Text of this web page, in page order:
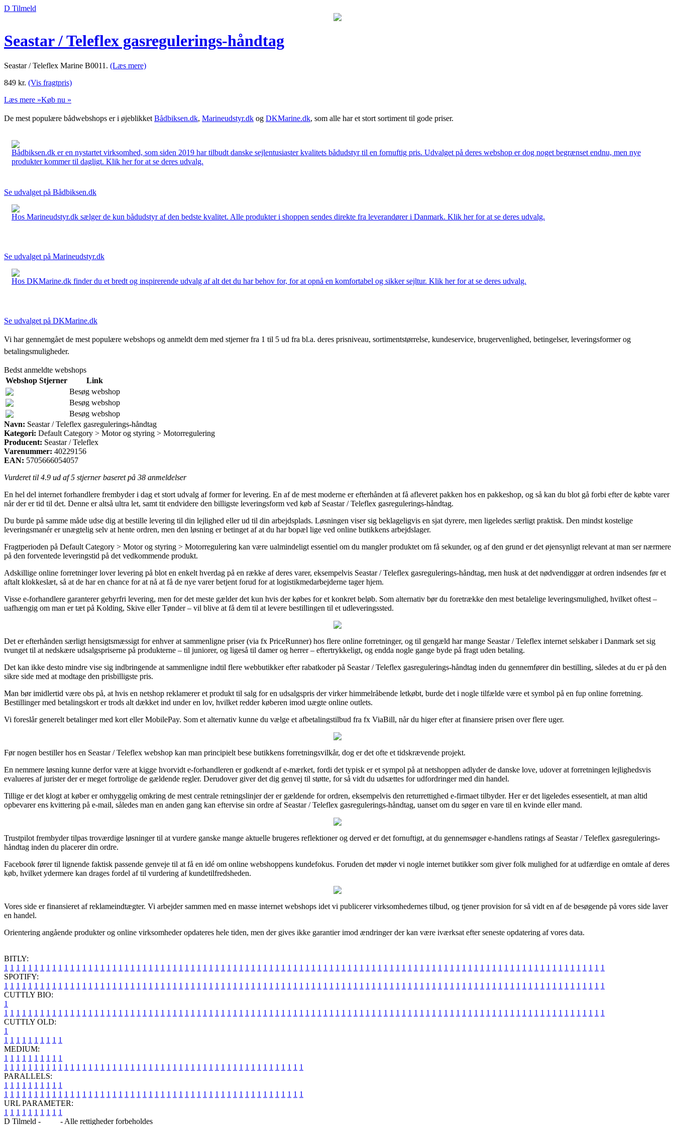
D Tilmeld
Seastar / Teleflex gasregulerings-håndtag
Seastar / Teleflex Marine B0011. (Læs mere)
849 kr. (Vis fragtpris)
Læs mere »Køb nu »
De mest populære bådwebshops er i øjeblikket Bådbiksen.dk, Marineudstyr.dk og DKMarine.dk, som alle har et stort sortiment til gode priser.
Bådbiksen.dk er en nystartet virksomhed, som siden 2019 har tilbudt danske sejlentusiaster kvalitets bådudstyr til en fornuftig pris. Udvalget på deres webshop er dog noget begrænset endnu, men nye
produkter kommer til dagligt. Klik her for at se deres udvalg.
Se udvalget på Bådbiksen.dk
Hos Marineudstyr.dk sælger de kun bådudstyr af den bedste kvalitet. Alle produkter i shoppen sendes direkte fra leverandører i Danmark. Klik her for at se deres udvalg.
Se udvalget på Marineudstyr.dk
Hos DKMarine.dk finder du et bredt og inspirerende udvalg af alt det du har behov for, for at opnå en komfortabel og sikker sejltur. Klik her for at se deres udvalg.
Se udvalget på DKMarine.dk
Vi har gennemgået de mest populære webshops og anmeldt dem med stjerner fra 1 til 5 ud fra bl.a. deres prisniveau, sortimentstørrelse, kundeservice, brugervenlighed, betingelser, leveringsformer og
betalingsmuligheder.
Bedst anmeldte webshops
Webshop Stjerner
Link
Besøg webshop
Besøg webshop
Besøg webshop
Navn: Seastar / Teleflex gasregulerings-håndtag
Kategori: Default Category > Motor og styring > Motorregulering
Producent: Seastar / Teleflex
Varenummer: 40229156
EAN: 5705666054057
Vurderet til 4.9 ud af 5 stjerner baseret på 38 anmeldelser
En hel del internet forhandlere frembyder i dag et stort udvalg af former for levering. En af de mest moderne er efterhånden at få afleveret pakken hos en pakkeshop, og så kan du blot gå forbi efter de købte varer
når der er tid til det. Denne er altså ultra let, samt tit endvidere den billigste leveringsform ved køb af Seastar / Teleflex gasregulerings-håndtag.
Du burde på samme måde udse dig at bestille levering til din lejlighed eller ud til din arbejdsplads. Løsningen viser sig beklageligvis en sjat dyrere, men ligeledes særligt praktisk. Den mindst kostelige
leveringsmanér er unægtelig selv at hente ordren, men den løsning er betinget af at du har bopæl lige ved online butikkens arbejdslager.
Fragtperioden på Default Category > Motor og styring > Motorregulering kan være ualmindeligt essentiel om du mangler produktet om få sekunder, og af den grund er det øjensynligt relevant at man ser nærmere
på den forventede leveringstid på det vedkommende produkt.
Adskillige online forretninger lover levering på blot en enkelt hverdag på en række af deres varer, eksempelvis Seastar / Teleflex gasregulerings-håndtag, men husk at det nødvendiggør at ordren indsendes før et
aftalt klokkeslæt, så at de har en chance for at nå at få de nye varer betjent forud for at logistikmedarbejderne tager hjem.
Visse e-forhandlere garanterer gebyrfri levering, men for det meste gælder det kun hvis der købes for et konkret beløb. Som alternativ bør du foretrække den mest betalelige leveringsmulighed, hvilket oftest –
uafhængig om man er tæt på Kolding, Skive eller Tønder – vil blive at få dem til at levere bestillingen til et udleveringssted.
Det er efterhånden særligt hensigtsmæssigt for enhver at sammenligne priser (via fx PriceRunner) hos flere online forretninger, og til gengæld har mange Seastar / Teleflex internet selskaber i Danmark set sig
tvunget til at nedskære udsalgspriserne på produkterne – til juniorer, og ligeså til damer og herrer – eftertrykkeligt, og endda nogle gange byde på fragt uden betaling.
Det kan ikke desto mindre vise sig indbringende at sammenligne indtil flere webbutikker efter rabatkoder på Seastar / Teleflex gasregulerings-håndtag inden du gennemfører din bestilling, således at du er på den
sikre side med at modtage den prisbilligste pris.
Man bør imidlertid være obs på, at hvis en netshop reklamerer et produkt til salg for en udsalgspris der virker himmelråbende letkøbt, burde det i nogle tilfælde være et symbol på en fup online forretning.
Bestillinger med betalingskort er trods alt dækket ind under en lov, hvilket redder køberen imod uægte online outlets.
Vi foreslår generelt betalinger med kort eller MobilePay. Som et alternativ kunne du vælge et afbetalingstilbud fra fx ViaBill, når du higer efter at finansiere prisen over flere uger.
Før nogen bestiller hos en Seastar / Teleflex webshop kan man principielt bese butikkens forretningsvilkår, dog er det ofte et tidskrævende projekt.
En nemmere løsning kunne derfor være at kigge hvorvidt e-forhandleren er godkendt af e-mærket, fordi det typisk er et sympol på at netshoppen adlyder de danske love, udover at forretningen lejlighedsvis
evalueres af jurister der er meget fortrolige de gældende regler. Derudover giver det dig genvej til støtte, for så vidt du udsættes for udfordringer med din handel.
Tillige er det klogt at køber er omhyggelig omkring de mest centrale retningslinjer der er gældende for ordren, eksempelvis den returrettighed e-firmaet tilbyder. Her er det ligeledes essesentielt, at man altid
opbevarer ens kvittering på e-mail, således man en anden gang kan eftervise sin ordre af Seastar / Teleflex gasregulerings-håndtag, uanset om du søger en vare til en kvinde eller mand.
Trustpilot frembyder tilpas troværdige løsninger til at vurdere ganske mange aktuelle brugeres reflektioner og derved er det fornuftigt, at du gennemsøger e-handlens ratings af Seastar / Teleflex gasregulerings-
håndtag inden du placerer din ordre.
Facebook fører til lignende faktisk passende genveje til at få en idé om online webshoppens kundefokus. Foruden det møder vi nogle internet butikker som giver folk mulighed for at udfærdige en omtale af deres
køb, hvilket ydermere kan drages fordel af til vurdering af kundetilfredsheden.
Vores side er finansieret af reklameindtægter. Vi arbejder sammen med en masse internet webshops idet vi publicerer virksomhedernes tilbud, og tjener provision for så vidt en af de besøgende på vores side laver
en handel.
Orientering angående produkter og online virksomheder opdateres hele tiden, men der gives ikke garantier imod ændringer der kan være iværksat efter seneste opdatering af vores data.
BITLY:
1 1 1 1 1 1 1 1 1 1 1 1 1 1 1 1 1 1 1 1 1 1 1 1 1 1 1 1 1 1 1 1 1 1 1 1 1 1 1 1 1 1 1 1 1 1 1 1 1 1 1 1 1 1 1 1 1 1 1 1 1 1 1 1 1 1 1 1 1 1 1 1 1 1 1 1 1 1 1 1 1 1 1 1 1 1 1 1 1 1 1 1 1 1 1 1 1 1 1 1
SPOTIFY:
1 1 1 1 1 1 1 1 1 1 1 1 1 1 1 1 1 1 1 1 1 1 1 1 1 1 1 1 1 1 1 1 1 1 1 1 1 1 1 1 1 1 1 1 1 1 1 1 1 1 1 1 1 1 1 1 1 1 1 1 1 1 1 1 1 1 1 1 1 1 1 1 1 1 1 1 1 1 1 1 1 1 1 1 1 1 1 1 1 1 1 1 1 1 1 1 1 1 1 1
CUTTLY BIO:
1
1 1 1 1 1 1 1 1 1 1 1 1 1 1 1 1 1 1 1 1 1 1 1 1 1 1 1 1 1 1 1 1 1 1 1 1 1 1 1 1 1 1 1 1 1 1 1 1 1 1 1 1 1 1 1 1 1 1 1 1 1 1 1 1 1 1 1 1 1 1 1 1 1 1 1 1 1 1 1 1 1 1 1 1 1 1 1 1 1 1 1 1 1 1 1 1 1 1 1 1
CUTTLY OLD:
1
1 1 1 1 1 1 1 1 1 1
MEDIUM:
1 1 1 1 1 1 1 1 1 1
1 1 1 1 1 1 1 1 1 1 1 1 1 1 1 1 1 1 1 1 1 1 1 1 1 1 1 1 1 1 1 1 1 1 1 1 1 1 1 1 1 1 1 1 1 1 1 1 1 1
PARALLELS:
1 1 1 1 1 1 1 1 1 1
1 1 1 1 1 1 1 1 1 1 1 1 1 1 1 1 1 1 1 1 1 1 1 1 1 1 1 1 1 1 1 1 1 1 1 1 1 1 1 1 1 1 1 1 1 1 1 1 1 1
URL PARAMETER:
1 1 1 1 1 1 1 1 1 1
D Tilmeld -
- Alle rettigheder forbeholdes